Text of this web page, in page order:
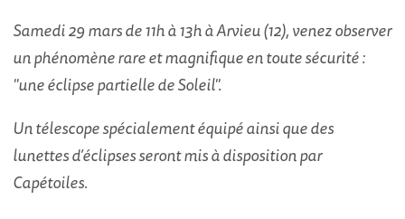
Samedi 29 mars de 11h à 13h à Arvieu (12), venez observer
un phénomène rare et magnifique en toute sécurité :
"une éclipse partielle de Soleil".
Un télescope spécialement équipé ainsi que des
lunettes d’éclipses seront mis à disposition par
Capétoiles.